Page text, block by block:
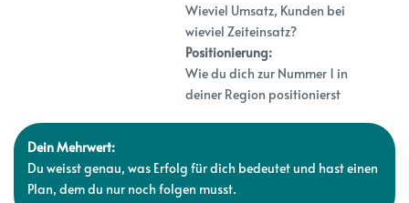
Wieviel Umsatz, Kunden bei
wieviel Zeiteinsatz?
Positionierung:
Wie du dich zur Nummer 1 in
deiner Region positionierst
Dein Mehrwert:
Du weisst genau, was Erfolg für dich bedeutet und hast einen
Plan, dem du nur noch folgen musst.